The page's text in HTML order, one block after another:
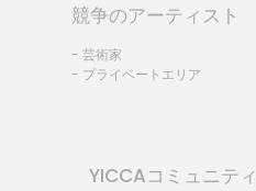
競争のアーティスト
- 芸術家
- プライベートエリア
YICCAコミュニティ